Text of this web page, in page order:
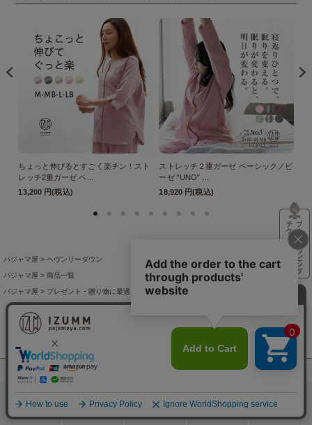
ホーム カート おねむりフェア
ちょっと伸びるとすごく楽チン！スト
レッチ2重ガーゼ ベ...
13,200 円(税込)
ストレッチ２重ガーゼ ベーシックノビ
ーゼ “UNO” ...
18,920 円(税込)
パジャマ屋 ヘヴンリーダウン
パジャマ屋 商品一覧
パジャマ屋 プレゼント・贈り物に最適♪ギフト・アイテム
パジャマ屋 プレゼント・贈り物に最適♪ギフト・アイテム
パジャマ屋 プレゼント・贈り物に最適♪ギフト・アイテム
アイテムから探す
パジャマ屋 プレゼント・贈り物に最適♪ギフト・アイテム
パジャマ屋 季節の商品 真冬向きのあったかパジャマとルームウェア 軽くてあったかな羽織
あんしんギフト